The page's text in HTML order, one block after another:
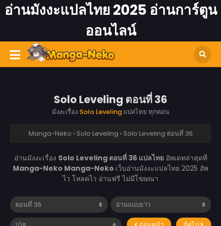
อ่านมังงะแปลไทย 2025 อ่านการ์ตูน
ออนไลน์
Solo Leveling ตอนที่ 36
มังงะเรื่อง Solo Leveling แปลไทย ทุกตอน
Manga-Neko › Solo Leveling › Solo Leveling ตอนที่ 36
อ่านมังงะเรื่อง Solo Leveling ตอนที่ 36 แปลไทยอัพเดทล่าสุดที่
Manga-Neko Manga-Neko เว็บอ่านมังงะแปลไทย 2025 อัพ
ไว โหลดไว อ่านฟรี ไม่มีโฆษณา